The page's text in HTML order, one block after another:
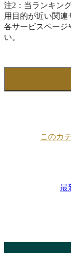
注2：当ランキン
用目的が近い関
各サービスページ
い。
このカ
最